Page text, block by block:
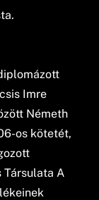
Imre
Németh
os kötetét,
Társulata A